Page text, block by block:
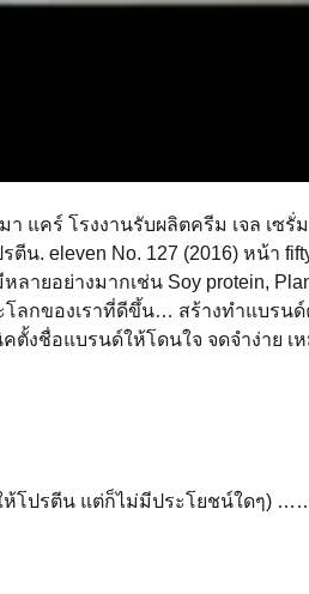
แคร์ โรงงานรับผลิตครีม เจล เซรั่
. eleven No. 127 (2016) หน้า
ยอย่างมากเช่น Soy protein,
กของเราที่ดีขึ้น… สร้างทำแบรนด์
ตั้งชื่อแบรนด์ให้โดนใจ จดจำง่าย
ห้โปรตีน แต่ก็ไม่มีประโยชน์ใดๆ)